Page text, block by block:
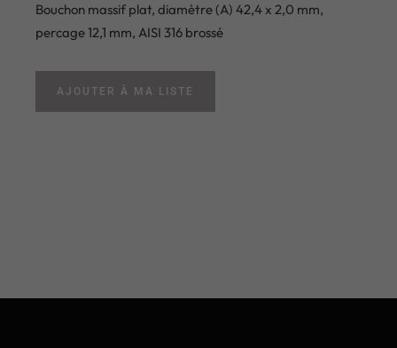
Bouchon massif plat, diamètre (A) 42,4 x 2,0 mm,
percage 12,1 mm, AISI 316 brossé
AJOUTER À MA LISTE